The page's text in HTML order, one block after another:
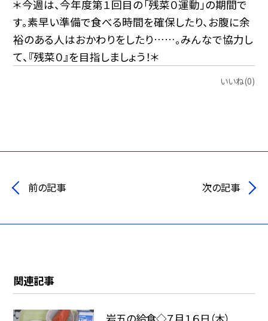
＊今週は、今年度第１回目の「残菜０運動」の期間で
す。素早い準備で食べる時間を確保したり、お腹に余
裕のある人はおかわりをしたり……。みんなで協力し
て、『残菜０』を目指しましょう！＊
いいね(0)
前の記事 次の記事
関連記事